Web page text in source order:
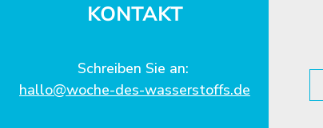
KONTAKT
Schreiben Sie an:
hallo@woche-des-wasserstoffs.de